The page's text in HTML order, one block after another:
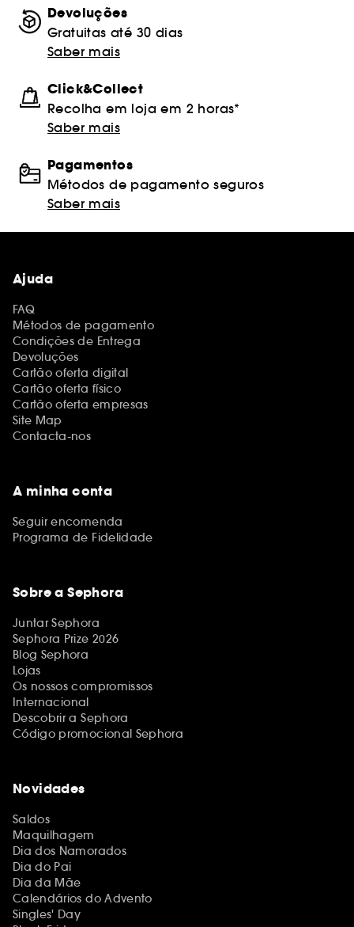
Devoluções
Gratuitas até 30 dias
Saber mais
Click&Collect
Recolha em loja em 2 horas*
Saber mais
Pagamentos
Métodos de pagamento seguros
Saber mais
Ajuda
FAQ
Métodos de pagamento
Condições de Entrega
Devoluções
Cartão oferta digital
Cartão oferta físico
Cartão oferta empresas
Site Map
Contacta-nos
A minha conta
Seguir encomenda
Programa de Fidelidade
Sobre a Sephora
Juntar Sephora
Sephora Prize 2026
Blog Sephora
Lojas
Os nossos compromissos
Internacional
Descobrir a Sephora
Código promocional Sephora
Novidades
Saldos
Maquilhagem
Dia dos Namorados
Dia do Pai
Dia da Mãe
Calendários do Advento
Singles' Day